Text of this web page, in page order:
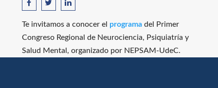
Te invitamos a conocer el programadel Primer
Congreso Regional de Neurociencia, Psiquiatría y
Salud Mental, organizado por NEPSAM-UdeC.